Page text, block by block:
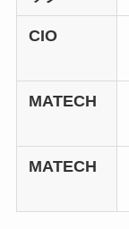
CIO
MATECH
MATECH